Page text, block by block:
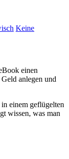
Keine
einen
anlegen und
einem geflügelten
wissen, was man